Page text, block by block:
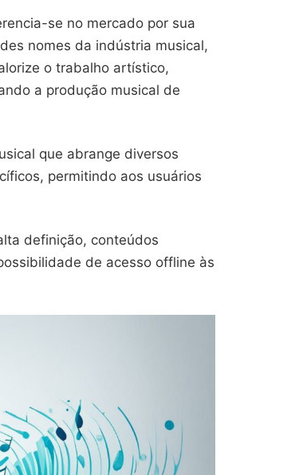
se no mercado por sua
nomes da indústria musical,
o trabalho artístico,
a produção musical de
que abrange diversos
permitindo aos usuários
definição, conteúdos
de acesso offline às